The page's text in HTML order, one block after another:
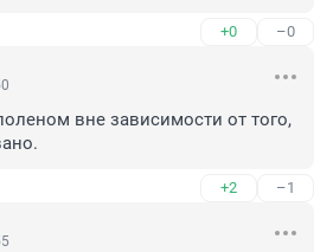
+0 –0
вне зависимости от того,
+2 –1